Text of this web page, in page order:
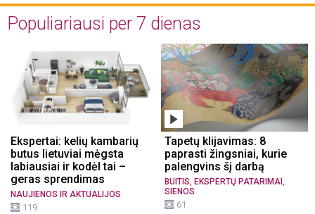
Populiariausi per 7 dienas
Ekspertai: kelių kambarių
butus lietuviai mėgsta
labiausiai ir kodėl tai –
geras sprendimas
NAUJIENOS IR AKTUALIJOS
119
Tapetų klijavimas: 8
paprasti žingsniai, kurie
palengvins šį darbą
BUITIS, EKSPERTŲ PATARIMAI ,
SIENOS
61